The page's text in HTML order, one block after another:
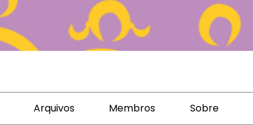
Arquivos Membros Sobre